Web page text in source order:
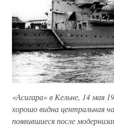
«Асигара» в Кельне, 14 мая
хорошо видна центральная
появившиеся после